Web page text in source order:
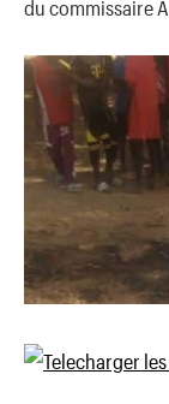
du commissaire